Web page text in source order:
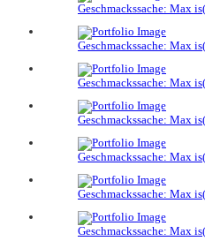
Geschmackssache: Max
Geschmackssache: Max
Geschmackssache: Max
Geschmackssache: Max
Geschmackssache: Max
Geschmackssache: Max
Geschmackssache: Max